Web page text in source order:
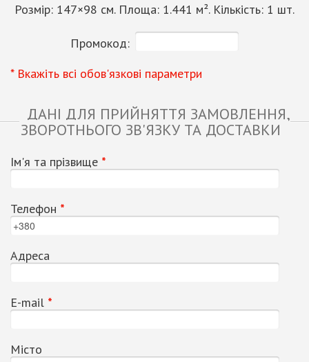
Розмір: 147×98 см. Площа: 1.441 м². Кількість: 1 шт.
Промокод:
* Вкажіть всі обов'язкові параметри
ДАНІ ДЛЯ ПРИЙНЯТТЯ ЗАМОВЛЕННЯ,
ЗВОРОТНЬОГО ЗВ'ЯЗКУ ТА ДОСТАВКИ
Ім'я та прізвище *
Телефон *
Адреса
Е-mail *
Місто